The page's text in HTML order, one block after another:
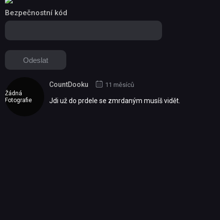
Bezpečnostní kód
Žádná
Fotografie
CountDooku 11 měsíců
Jdi už do prdele se zmrdaným musíš vidět.